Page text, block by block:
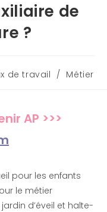
de
?
de travail / Métier
AP >>>
pour les enfants
le métier
d’éveil et halte-